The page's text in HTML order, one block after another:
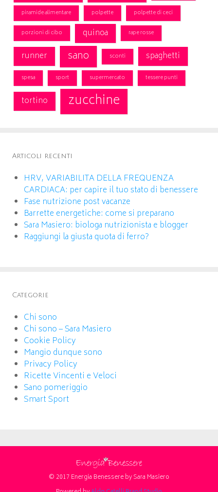
piramide alimentare polpette polpette di ceci
porzioni di cibo quinoa rape rosse
runner sano sconti spaghetti
spesa sport supermercato tessere punti
tortino zucchine
Articoli recenti
HRV, VARIABILITA DELLA FREQUENZA
CARDIACA: per capire il tuo stato di benessere
Fase nutrizione post vacanze
Barrette energetiche: come si preparano
Sara Masiero: biologa nutrizionista e blogger
Raggiungi la giusta quota di ferro?
Categorie
Chi sono
Chi sono – Sara Masiero
Cookie Policy
Mangio dunque sono
Privacy Policy
Ricette Vincenti e Veloci
Sano pomeriggio
Smart Sport
© 2017 Energia Benessere by Sara Masiero